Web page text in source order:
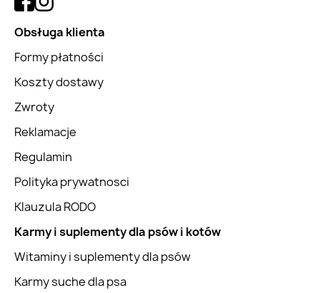
Obsługa klienta
Formy płatności
Koszty dostawy
Zwroty
Reklamacje
Regulamin
Polityka prywatnosci
Klauzula RODO
Karmy i suplementy dla psów i kotów
Witaminy i suplementy dla psów
Karmy suche dla psa